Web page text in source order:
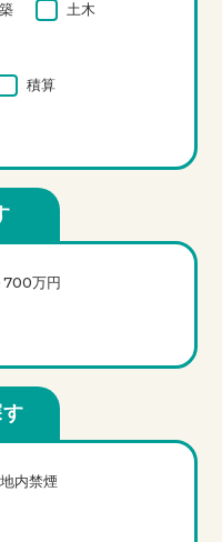
土木
積算
万円
内禁煙